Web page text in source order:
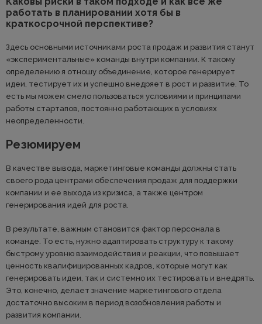
работать в планировании хотя бы в
краткосрочной перспективе?
Здесь основными источниками роста продаж и развития станут
«экспериментальные» команды внутри компании. К такому
определению я отношу объединение, которое генерирует
идеи, тестирует их и успешно внедряет в рост и развитие. То
есть мы можем смело пользоваться условиями и принципами
работы стартапов, постоянно работающих в условиях
неопределенности.
Резюмируем
В качестве вывода, маркетинговые команды должны стать
своего рода центрами обеспечения продаж для поддержки
компании и ее выхода из кризиса, а также центром
генерирования идей для роста.
В результате, важным становится фактор персонала в
команде. То есть, нужно адаптировать структуру к такому
быстрому уровню взаимодействия и реакции, что повышает
ценность квалифицированных кадров, которые могут как
генерировать идеи, так и системно их тестировать и внедрять.
Это, конечно, делает значение маркетингового отдела
достаточно высоким в период возобновления работы и
развития компании.